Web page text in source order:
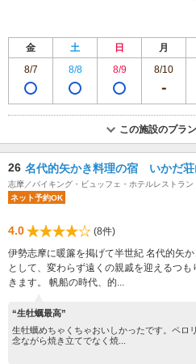
金 土 日 月
8/7
8/8 8/9 8/10
この施設のプラ
26 名代的矢かき料理の宿 いかだ荘
志摩／バイキング・ビュッフェ・ホテルレストラン
ネット予約OK
4.0
(8件)
伊勢志摩に暖簾を掲げて半世紀 名代的矢
として、変わらず遠くの親戚を迎えるつ
きます。 帆船の時代、的...
“生牡蠣最高”
生牡蠣めちゃくちゃおいしかったです。ペロ
念ながら焼き立てでなく焼...